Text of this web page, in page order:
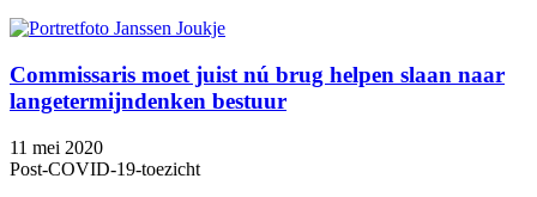
Commissaris moet juist nú brug helpen slaan naar
langetermijndenken bestuur
11 mei 2020
Post-COVID-19-toezicht